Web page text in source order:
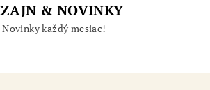
& NOVINKY
Novinky každý mesiac!